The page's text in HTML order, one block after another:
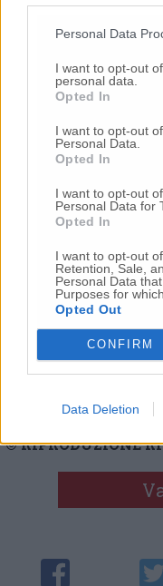
Personal Data
I want to opt-out
personal data.
Opted In
I want to opt-out
Personal Data.
Opted In
I want to opt-out
Personal Data for
Opted In
I want to opt-out
Retention, Sale,
Personal Data
Purposes for
Opted Out
CONFIRM
Data Deletion
Ex Muzio Gallo,
incuria»
«Una residenza
Ex Muzio Gallo, il
rispetti le volontà
Che fine farà l’ex
della contessa Ida
© RIPRODUZIONE